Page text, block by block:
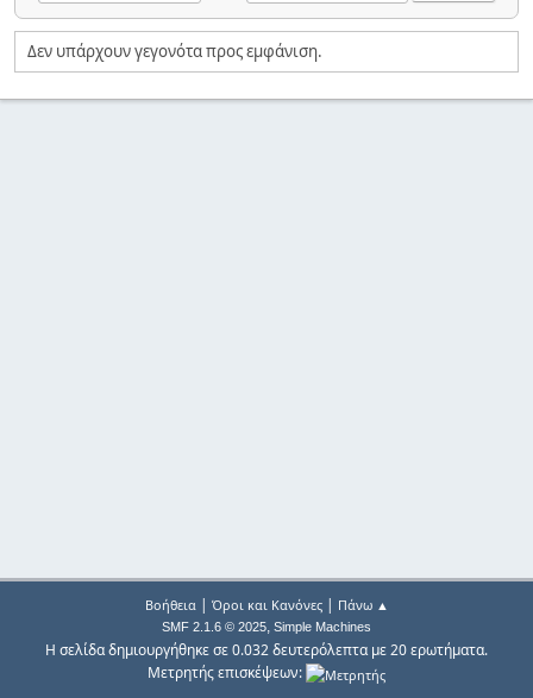
Δεν υπάρχουν γεγονότα προς εμφάνιση.
Βοήθεια| Όροι και Κανόνες| Πάνω ▲
SMF 2.1.6 © 2025, Simple Machines
Η σελίδα δημιουργήθηκε σε 0.032 δευτερόλεπτα με 20 ερωτήματα.
Μετρητής επισκέψεων: